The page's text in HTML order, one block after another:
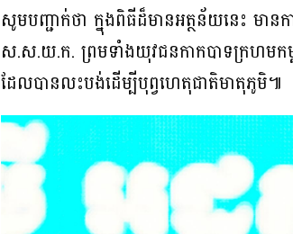
សូមបញ្ជាក់ថា ក្នុងពិធីដ៏មានអត្ថន័យនេះ ម
ស.ស.យ.ក. ព្រមទាំងយុវជនកាកបាទក្រហមក
ដែលបានលះបង់ដើម្បីបុព្វហេតុជាតិមាតុភូមិ៕